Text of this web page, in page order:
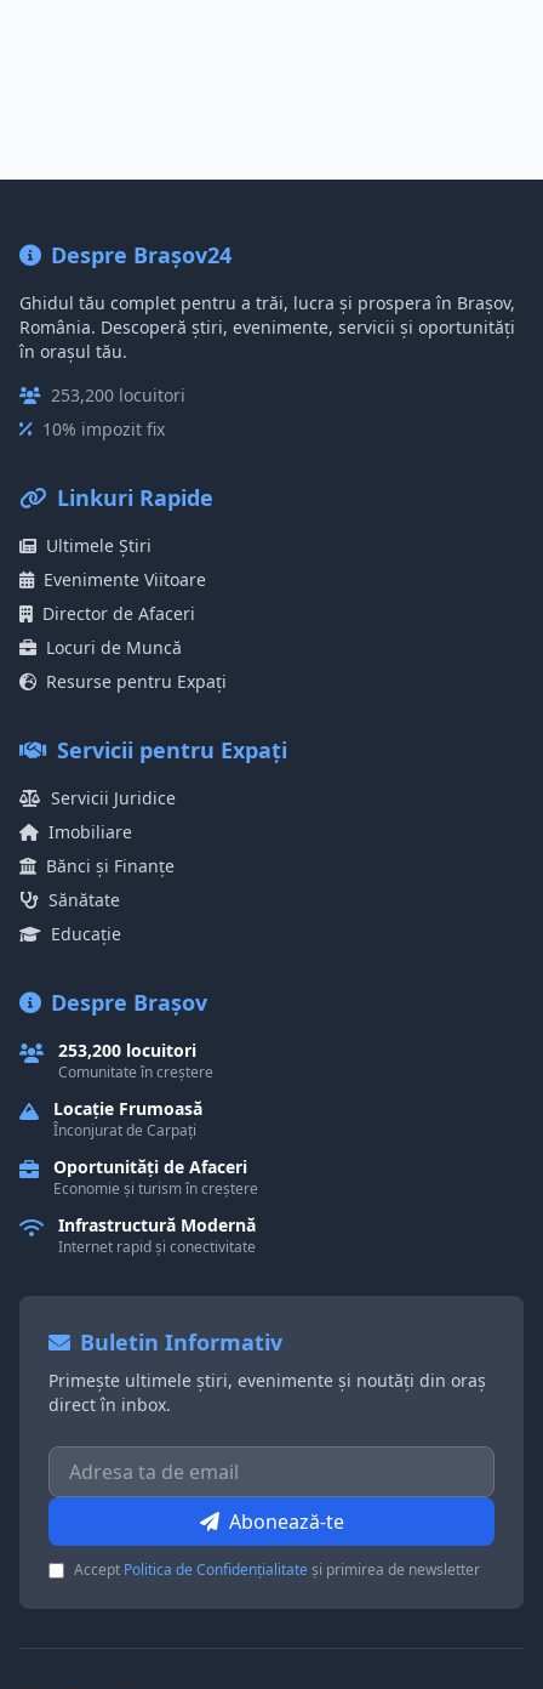
Despre Brașov24
Ghidul tău complet pentru a trăi, lucra și prospera în Brașov,
România. Descoperă știri, evenimente, servicii și oportunități
în orașul tău.
253,200 locuitori
10% impozit fix
Linkuri Rapide
Ultimele Știri
Evenimente Viitoare
Director de Afaceri
Locuri de Muncă
Resurse pentru Expați
Servicii pentru Expați
Servicii Juridice
Imobiliare
Bănci și Finanțe
Sănătate
Educație
Despre Brașov
253,200 locuitori
Comunitate în creștere
Locație Frumoasă
Înconjurat de Carpați
Oportunități de Afaceri
Economie și turism în creștere
Infrastructură Modernă
Internet rapid și conectivitate
Buletin Informativ
Primește ultimele știri, evenimente și noutăți din oraș
direct în inbox.
Abonează-te
Accept Politica de Confidențialitateși primirea de newsletter